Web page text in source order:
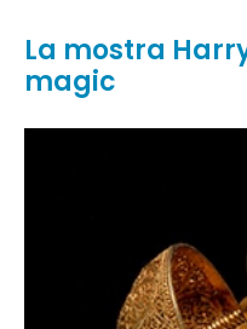
La mostra
magic